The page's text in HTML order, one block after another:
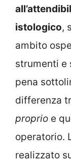
istologico,
ambito
strumenti e
pena
differenza
proprio e
operatorio.
realizzato